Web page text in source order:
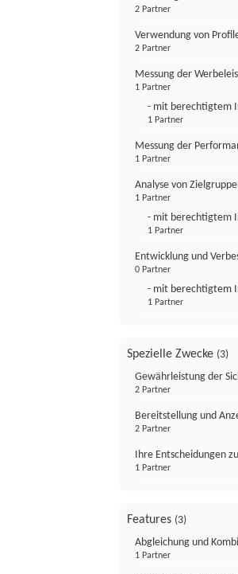
2 Partner
Verwendung von
2 Partner
Messung der
1 Partner
- mit berechtigtem
1 Partner
Messung der
1 Partner
Analyse von
1 Partner
- mit berechtigtem
1 Partner
Entwicklung und
0 Partner
- mit berechtigtem
1 Partner
Spezielle Zwecke (3)
Gewährleistung der
2 Partner
Bereitstellung und
2 Partner
Ihre Entscheidungen
1 Partner
Features (3)
Abgleichung und
1 Partner